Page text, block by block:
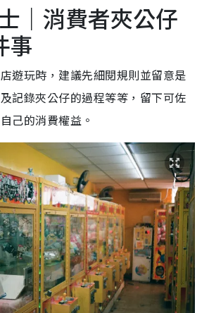
｜消費者夾公仔
事
遊玩時，建議先細閱規則並留意是
記錄夾公仔的過程等等，留下可佐
己的消費權益。